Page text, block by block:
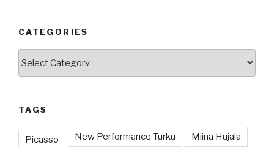
CATEGORIES
TAGS
Picasso New Performance Turku
Miina Hujala